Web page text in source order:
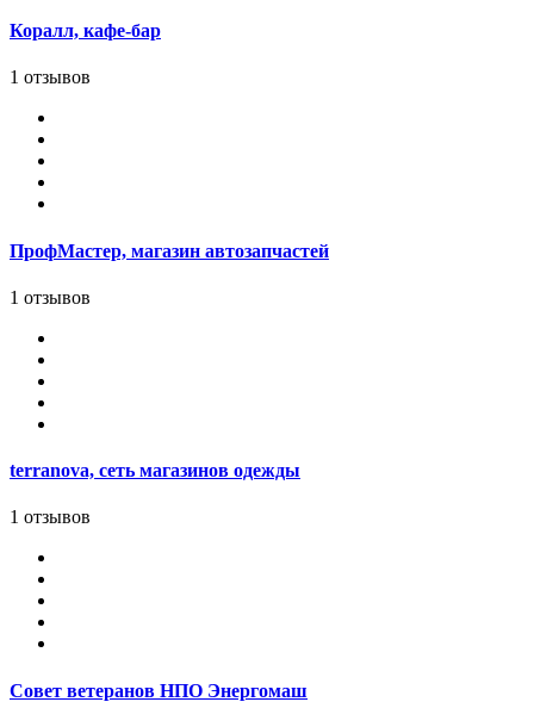
Коралл, кафе-бар
1 отзывов
ПрофМастер, магазин автозапчастей
1 отзывов
terranova, сеть магазинов одежды
1 отзывов
Совет ветеранов НПО Энергомаш